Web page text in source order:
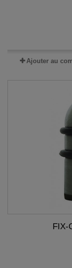
Ajouter au
FIX-